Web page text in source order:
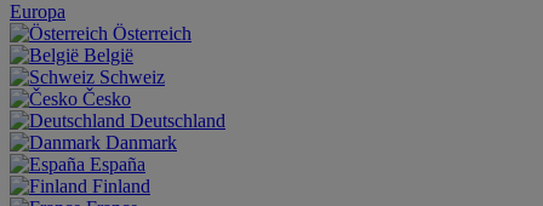
Europa
Österreich
België
Schweiz
Česko
Deutschland
Danmark
España
Finland